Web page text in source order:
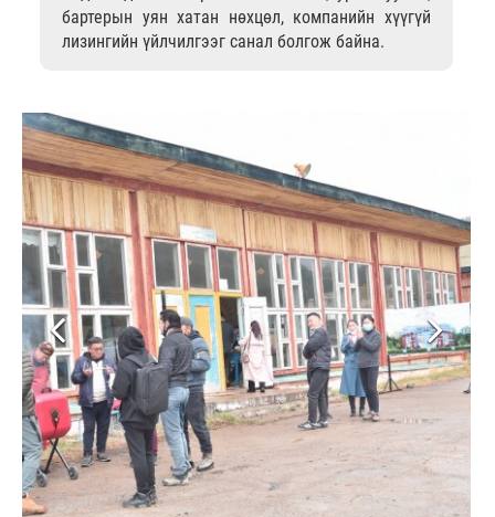
бартерын уян хатан нөхцөл, компанийн хүүгүй
лизингийн үйлчилгээг санал болгож байна.